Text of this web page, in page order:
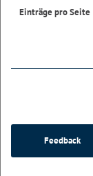
Einträge pro Seite
Feedback